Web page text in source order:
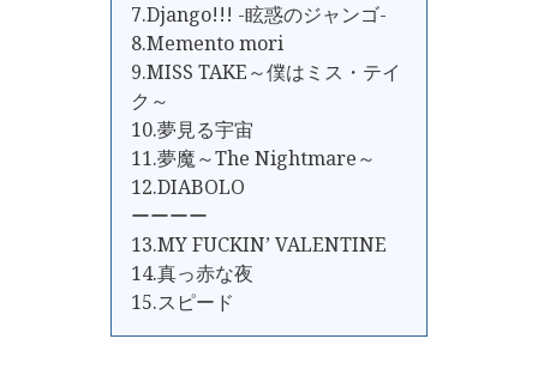
7.Django!!! -眩惑のジャンゴ-
8.Memento mori
9.MISS TAKE～僕はミス・テイ
ク～
10.夢見る宇宙
11.夢魔～The Nightmare～
12.DIABOLO
ーーーー
13.MY FUCKIN’ VALENTINE
14.真っ赤な夜
15.スピード